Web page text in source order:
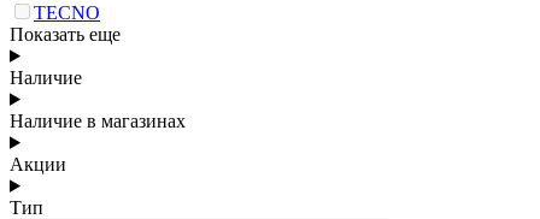
TECNO
Показать еще
Наличие
Наличие в магазинах
Акции
Тип